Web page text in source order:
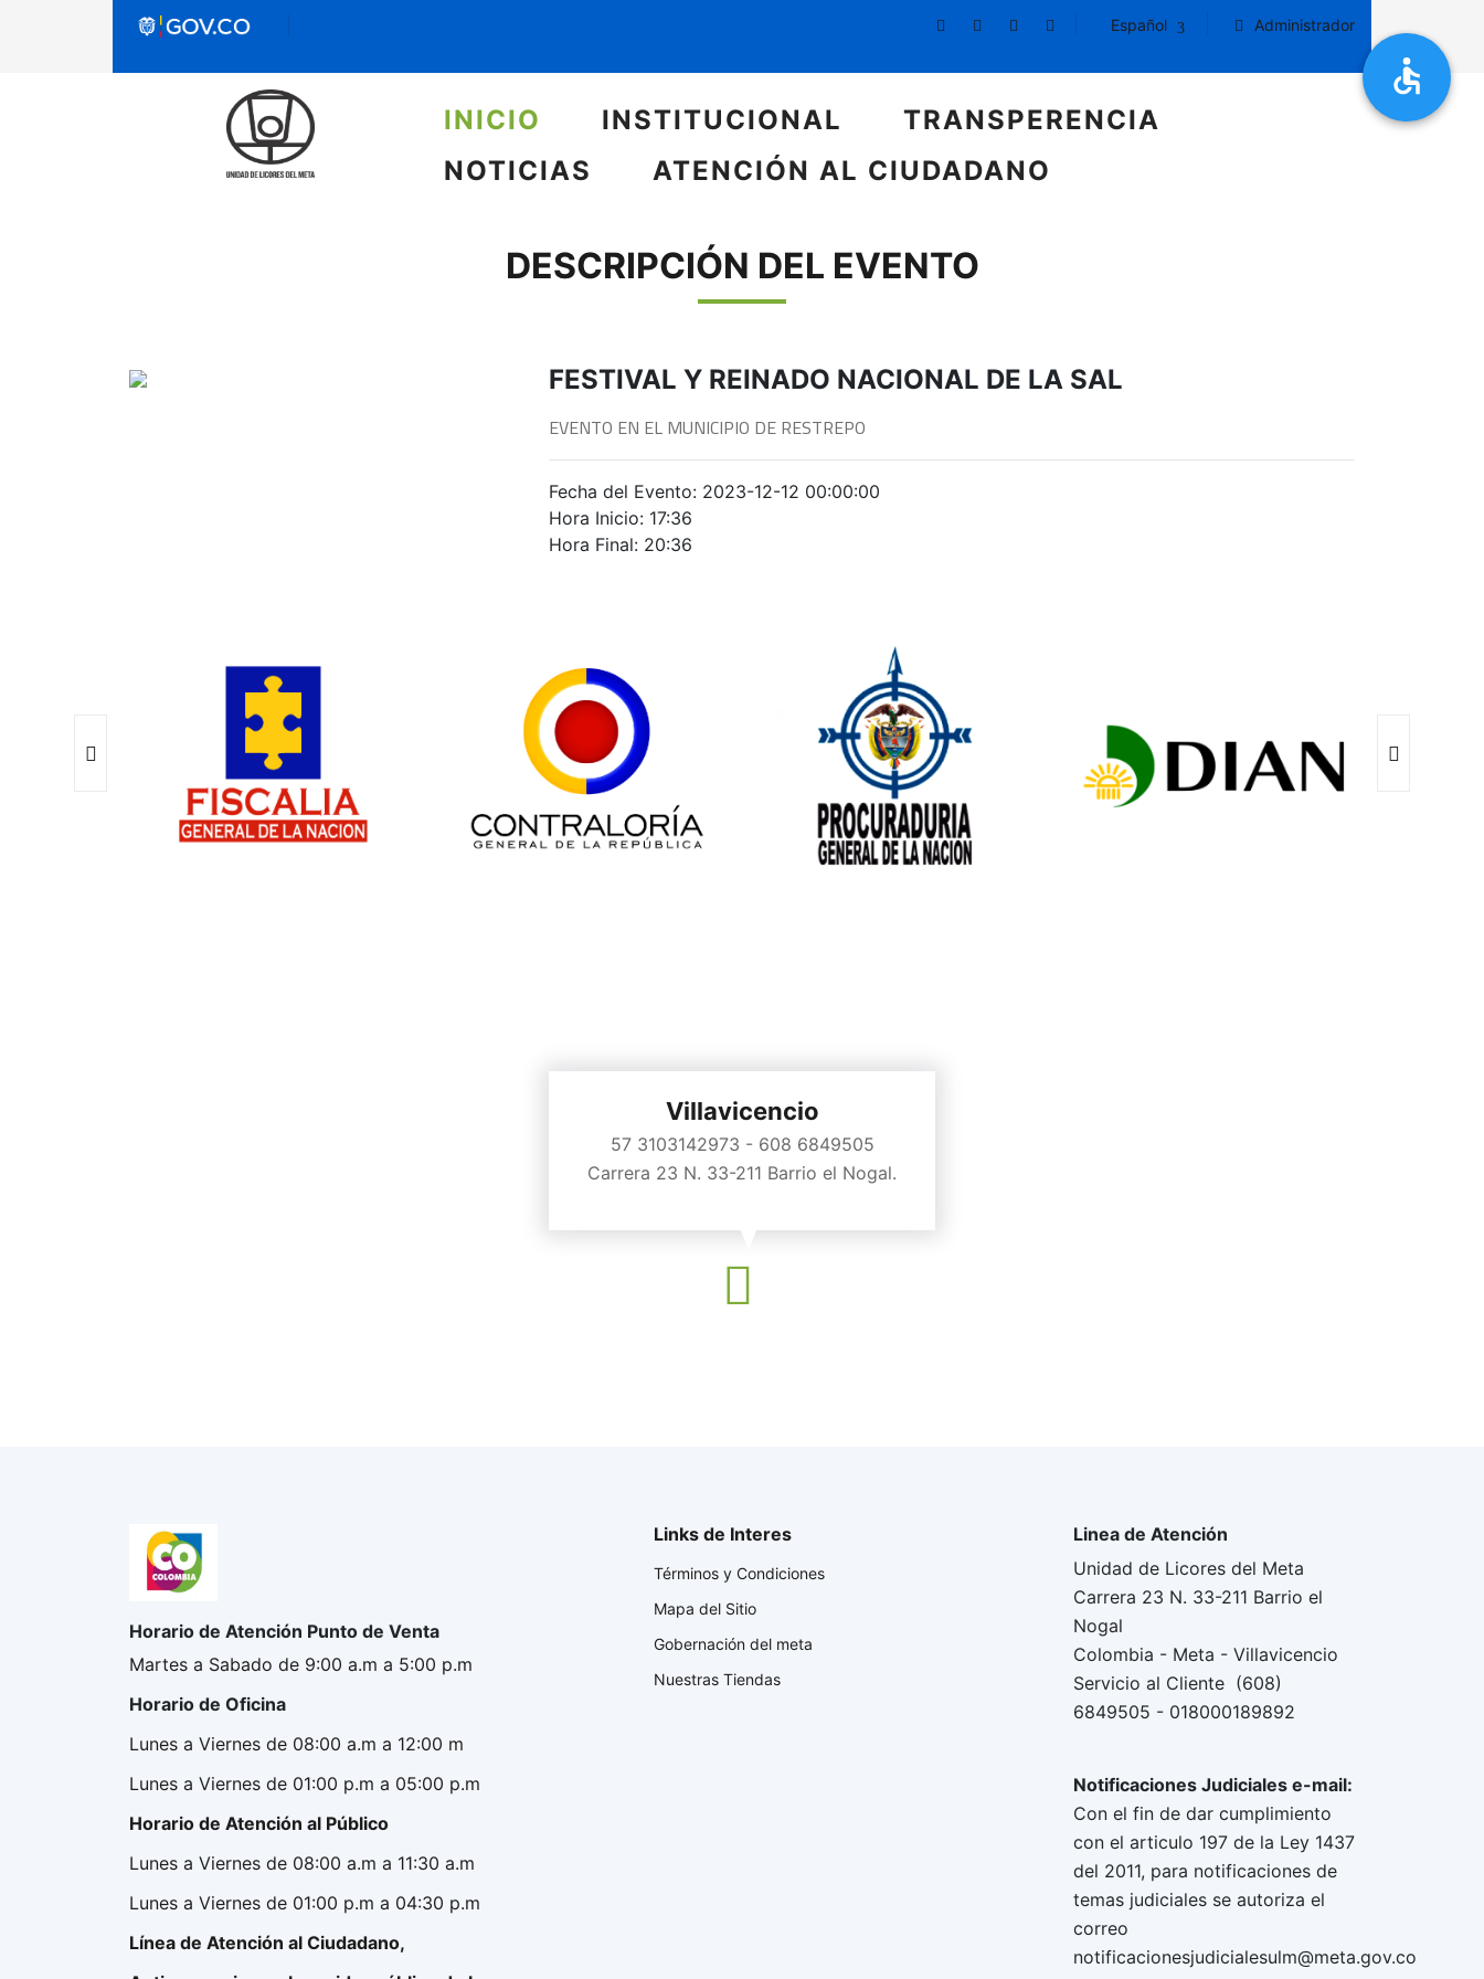
Español Administrador
INICIO INSTITUCIONAL
TRANSPERENCIA
NOTICIAS
ATENCIÓN AL CIUDADANO
DESCRIPCIÓN DEL EVENTO
FESTIVAL Y REINADO NACIONAL DE LA SAL
EVENTO EN EL MUNICIPIO DE RESTREPO
Fecha del Evento: 2023-12-12 00:00:00
Hora Inicio: 17:36
Hora Final: 20:36
Villavicencio
57 3103142973 - 608 6849505
Carrera 23 N. 33-211 Barrio el Nogal.
Horario de Atención Punto de Venta
Martes a Sabado de 9:00 a.m a 5:00 p.m
Horario de Oficina
Lunes a Viernes de 08:00 a.m a 12:00 m
Lunes a Viernes de 01:00 p.m a 05:00 p.m
Horario de Atención al Público
Lunes a Viernes de 08:00 a.m a 11:30 a.m
Lunes a Viernes de 01:00 p.m a 04:30 p.m
Línea de Atención al Ciudadano,
Links de Interes
Términos y Condiciones
Mapa del Sitio
Gobernación del meta
Nuestras Tiendas
Linea de Atención
Unidad de Licores del Meta
Carrera 23 N. 33-211 Barrio el
Nogal
Colombia - Meta - Villavicencio
Servicio al Cliente (608)
6849505 - 018000189892
Notificaciones Judiciales e-mail:
Con el fin de dar cumplimiento
con el articulo 197 de la Ley 1437
del 2011, para notificaciones de
temas judiciales se autoriza el
correo
notificacionesjudicialesulm@meta.gov.co